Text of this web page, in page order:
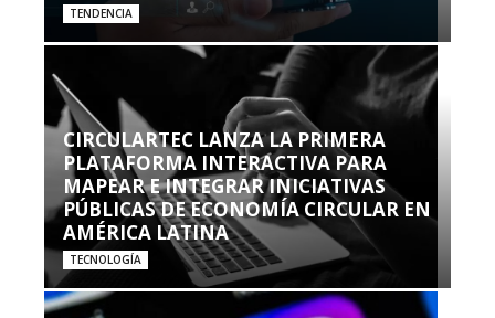
TENDENCIA
CIRCULARTEC LANZA LA PRIMERA
PLATAFORMA INTERACTIVA PARA
MAPEAR E INTEGRAR INICIATIVAS
PÚBLICAS DE ECONOMÍA CIRCULAR EN
AMÉRICA LATINA
TECNOLOGÍA